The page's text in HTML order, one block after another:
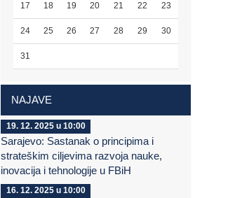
17 18 19 20 21 22 23
24 25 26 27 28 29 30
31
NAJAVE
19. 12. 2025 u 10:00
Sarajevo: Sastanak o principima i
strateškim ciljevima razvoja nauke,
inovacija i tehnologije u FBiH
16. 12. 2025 u 10:00